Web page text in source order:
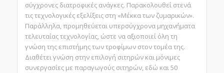
σύγχρονες διατροφικές ανάγκες. Παρακολουθεί στενά
τις τεχνολογικές εξελίξεις στη «Μέκκα των ζυμαρικών».
Παράλληλα, προμηθεύεται υπερσύγχρονα μηχανήματα
τελευταίας τεχνολογίας, ώστε να αξιοποιεί όλη τη
γνώση της επιστήμης των τροφίμων στον τομέα της.
Διαθέτει γνώση στην επιλογή σιτηρών και μόνιμες
συνεργασίες με παραγωγούς σιτηρών, εδώ και 50